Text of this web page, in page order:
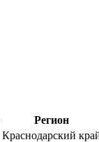
Регион
Краснодарский